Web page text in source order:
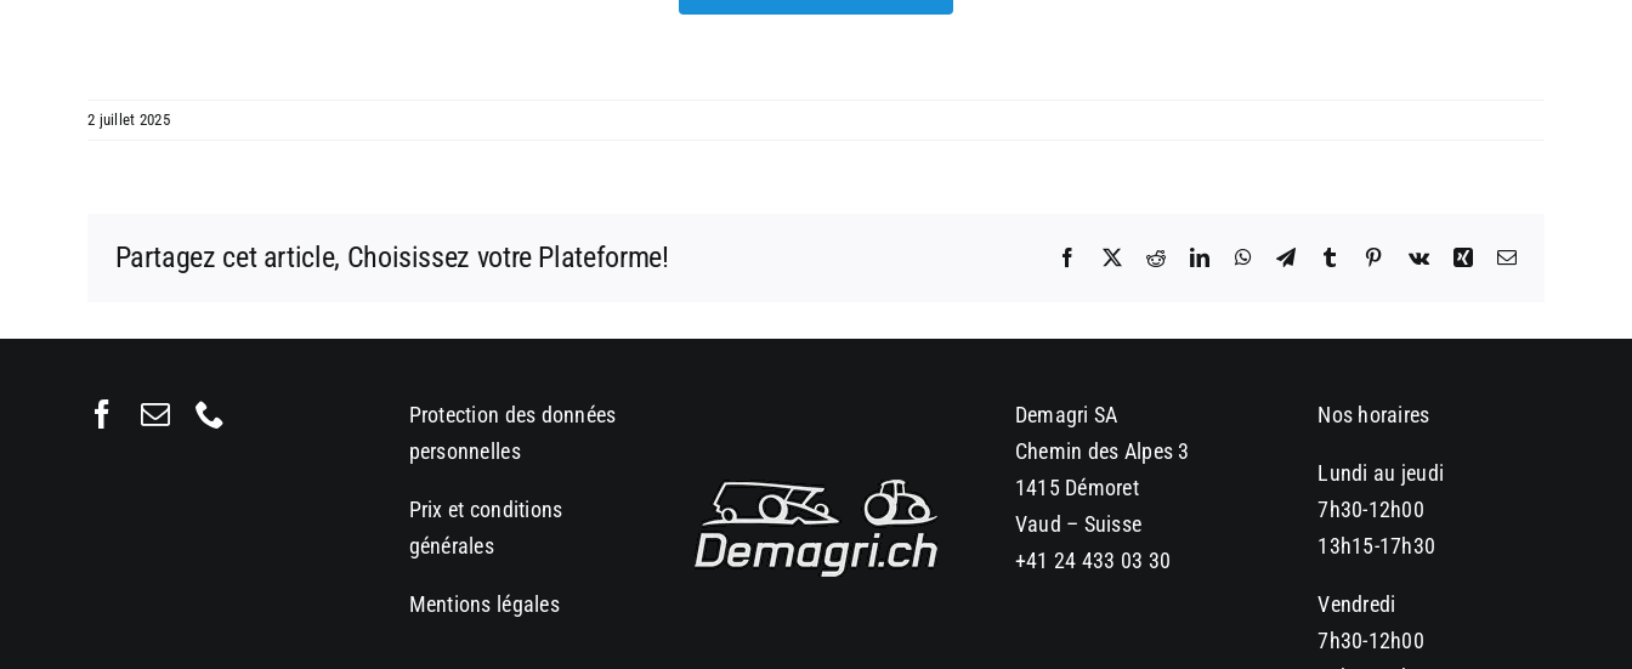
2 juillet 2025
Partagez cet article, Choisissez votre Plateforme! Facebook
X RedditLinkedInWhatsApp
TelegramTumblr Pinterest
Vk XingEmail
Protection des données
personnelles
Prix et conditions
générales
Mentions légales
Demagri SA
Chemin des Alpes 3
1415 Démoret
Vaud – Suisse
+41 24 433 03 30
Nos horaires
Lundi au jeudi
7h30-12h00
13h15-17h30
Vendredi
7h30-12h00